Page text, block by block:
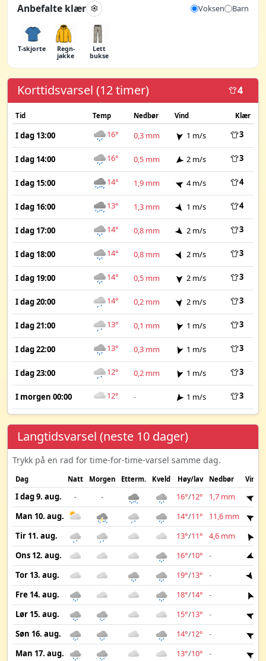
Anbefalte klær Voksen Barn
T-skjorte
Regn­
jakke
Lett
bukse
Korttidsvarsel (12 timer) 4
Tid Temp Nedbør Vind Klær
I dag 13:00 16° 0,3 mm 1 m/s 3
I dag 14:00 16° 0,5 mm 2 m/s 3
I dag 15:00 14° 1,9 mm 4 m/s 4
I dag 16:00 13° 1,3 mm 1 m/s 4
I dag 17:00 14° 0,8 mm 2 m/s 3
I dag 18:00 14° 0,8 mm 2 m/s 3
I dag 19:00 14° 0,5 mm 2 m/s 3
I dag 20:00 14° 0,2 mm 2 m/s 3
I dag 21:00 13° 0,1 mm 1 m/s 3
I dag 22:00 13° 0,3 mm 1 m/s 3
I dag 23:00 12° 0,2 mm 1 m/s 3
I morgen 00:00 12° - 1 m/s 3
Langtidsvarsel (neste 10 dager)
Trykk på en rad for time-for-time-varsel samme dag.
Dag Natt Morgen Etterm. Kveld Høy/lav Nedbør Vind
I dag 9. aug. - - 16°/12° 1,7 mm
Man 10. aug.
14°/11° 11,6 mm
Tir 11. aug.
13°/11° 4,6 mm
Ons 12. aug.
16°/10° -
Tor 13. aug.
19°/13° -
Fre 14. aug.
18°/14° -
Lør 15. aug.
15°/13° -
Søn 16. aug.
14°/12° -
Man 17. aug.
13°/10° -